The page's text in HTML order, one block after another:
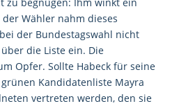
Wähler nahm dieses
der Bundestagswahl nicht
die Liste ein. Die
Opfer. Sollte Habeck für seine
Kandidatenliste Mayra
vertreten werden, den sie